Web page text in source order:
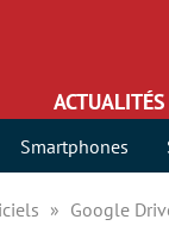
ACTUALITÉS
Smartphones
Google